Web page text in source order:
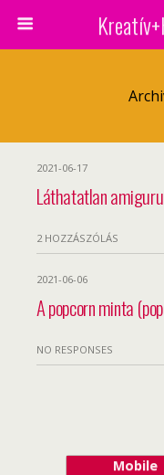
2021-06-17
Láthatatlan
2 HOZZÁSZÓLÁS
2021-06-06
A popcorn minta
NO RESPONSES
Mobile